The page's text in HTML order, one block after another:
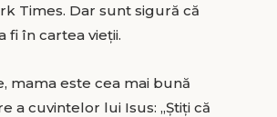
Times. Dar sunt sigură că
fi în cartea vieţii.
mama este cea mai bună
a cuvintelor lui Isus: „Ştiţi că